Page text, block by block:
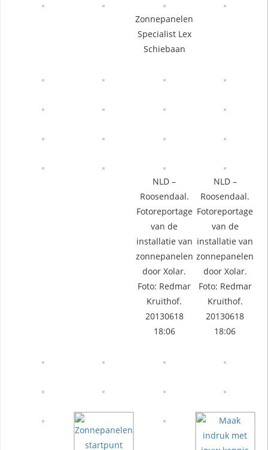
Zonnepanelen
Specialist Lex
Schiebaan
NLD –
Roosendaal.
Fotoreportage
van de
installatie van
zonnepanelen
door Xolar.
Foto: Redmar
Kruithof.
20130618
18:06
NLD –
Roosendaal.
Fotoreportage
van de
installatie van
zonnepanelen
door Xolar.
Foto: Redmar
Kruithof.
20130618
18:06